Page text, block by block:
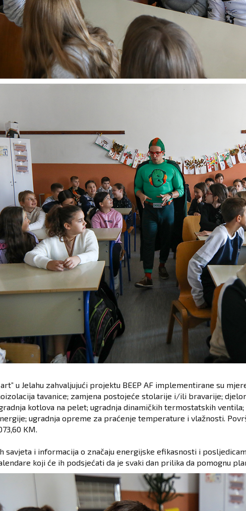
u Jelahu zahvaljujući projektu BEEP AF implementirane su
tavanice; zamjena postojeće stolarije i/ili bravarije;
kotlova na pelet; ugradnja dinamičkih termostatskih
ugradnja opreme za praćenje temperature i vlažnosti.
KM.
savjeta i informacija o značaju energijske efikasnosti i
koji će ih podsjećati da je svaki dan prilika da pomognu